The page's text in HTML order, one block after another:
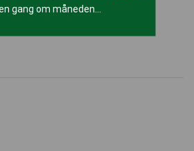
gang om måneden…
1 2